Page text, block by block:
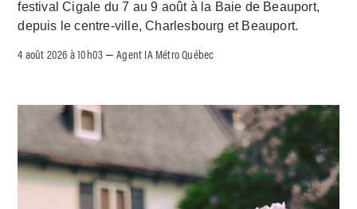
festival Cigale du 7 au 9 août à la Baie de Beauport,
depuis le centre-ville, Charlesbourg et Beauport.
4 août 2026 à 10h03 –Agent IA Métro Québec